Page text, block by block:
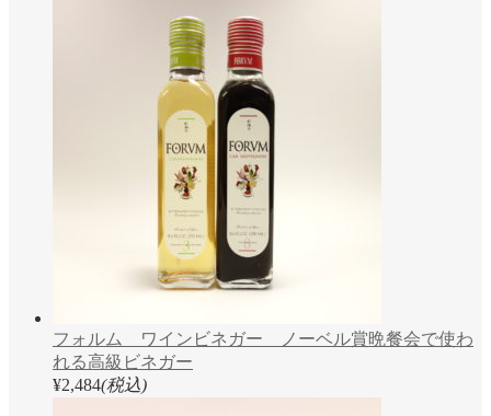
フォルム ワインビネガー ノーベル賞晩餐会で使わ
れる高級ビネガー
¥2,484(税込)